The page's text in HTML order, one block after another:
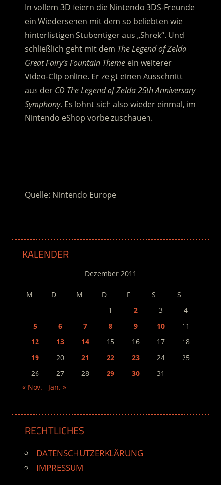
In vollem 3D feiern die Nintendo 3DS-Freunde
ein Wiedersehen mit dem so beliebten wie
hinterlistigen Stubentiger aus „Shrek“. Und
schließlich geht mit dem The Legend of Zelda
Great Fairy’s Fountain Themeein weiterer
Video-Clip online. Er zeigt einen Ausschnitt
aus der CD The Legend of Zelda 25th Anniversary
Symphony. Es lohnt sich also wieder einmal, im
Nintendo eShop vorbeizuschauen.
Quelle: Nintendo Europe
KALENDER
Dezember 2011
M D M D F S
S
1
2 3
4
5
6 7 8 9 10
11
12
13 14 15 16 17
18
19
20 21 22 23 24
25
26
27 28 29 30
31
« Nov.
Jan. »
RECHTLICHES
DATENSCHUTZERKLÄRUNG
IMPRESSUM